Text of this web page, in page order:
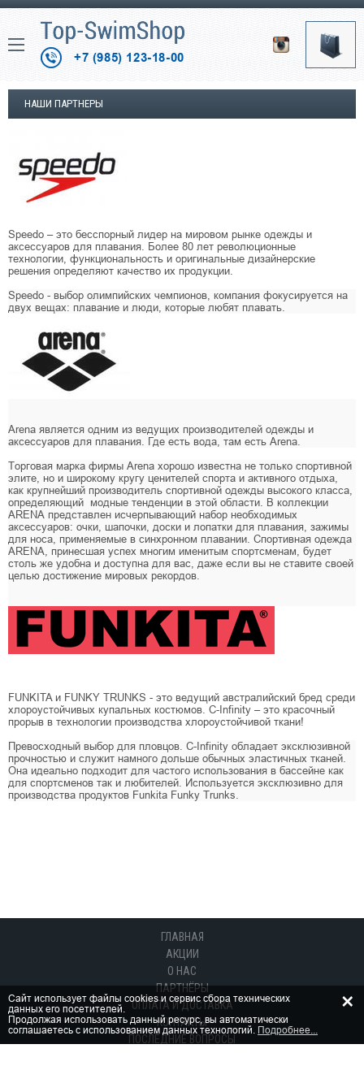
+7 (985) 123-18-00
НАШИ ПАРТНЕРЫ
Speedo – это бесспорный лидер на мировом рынке одежды и
аксессуаров для плавания. Более 80 лет революционные
технологии, функциональность и оригинальные дизайнерские
решения определяют качество их продукции.
Speedo - выбор олимпийских чемпионов, компания фокусируется на
двух вещах: плавание и люди, которые любят плавать.
Arena является одним из ведущих производителей одежды и
аксессуаров для плавания. Где есть вода, там есть Arena.
Торговая марка фирмы Arena хорошо известна не только спортивной
элите, но и широкому кругу ценителей спорта и активного отдыха,
как крупнейший производитель спортивной одежды высокого класса,
определяющий модные тенденции в этой области. В коллекции
ARENA представлен исчерпывающий набор необходимых
аксессуаров: очки, шапочки, доски и лопатки для плавания, зажимы
для носа, применяемые в синхронном плавании. Спортивная одежда
ARENA, принесшая успех многим именитым спортсменам, будет
столь же удобна и доступна для вас, даже если вы не ставите своей
целью достижение мировых рекордов.
FUNKITA и FUNKY TRUNKS - это ведущий австралийский бред среди
хлороустойчивых купальных костюмов. C-Infinity – это красочный
прорыв в технологии производства хлороустойчивой ткани!
Превосходный выбор для пловцов. C-Infinity обладает эксклюзивной
прочностью и служит намного дольше обычных эластичных тканей.
Она идеально подходит для частого использования в басcейне как
для спортсменов так и любителей. Используется эксклюзивно для
производства продуктов Funkita Funky Trunks.
ГЛАВНАЯ
АКЦИИ
О НАС
ПАРТНЁРЫ
ОПЛАТА И ДОСТАВКА
КОНТАКТЫ
ПОСЛЕДНИЕ ВОПРОСЫ
×
Сайт использует файлы cookies и сервис сбора технических
данных его посетителей.
Продолжая использовать данный ресурс, вы автоматически
соглашаетесь с использованием данных технологий. Подробнее...